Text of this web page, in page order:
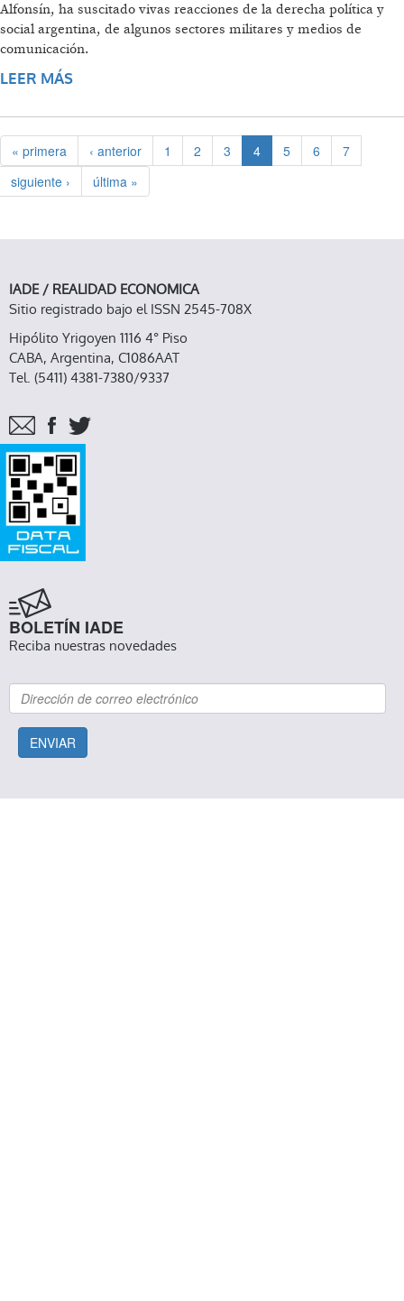
Alfonsín, ha suscitado vivas reacciones de la derecha política y
social argentina, de algunos sectores militares y medios de
comunicación.
LEER MÁS
« primera ‹ anterior 1 2 3 4 5 6
7
siguiente ›
última »
IADE / REALIDAD ECONOMICA
Sitio registrado bajo el ISSN 2545-708X
Hipólito Yrigoyen 1116 4° Piso
CABA, Argentina, C1086AAT
Tel. (5411) 4381-7380/9337
BOLETÍN IADE
Reciba nuestras novedades
ENVIAR